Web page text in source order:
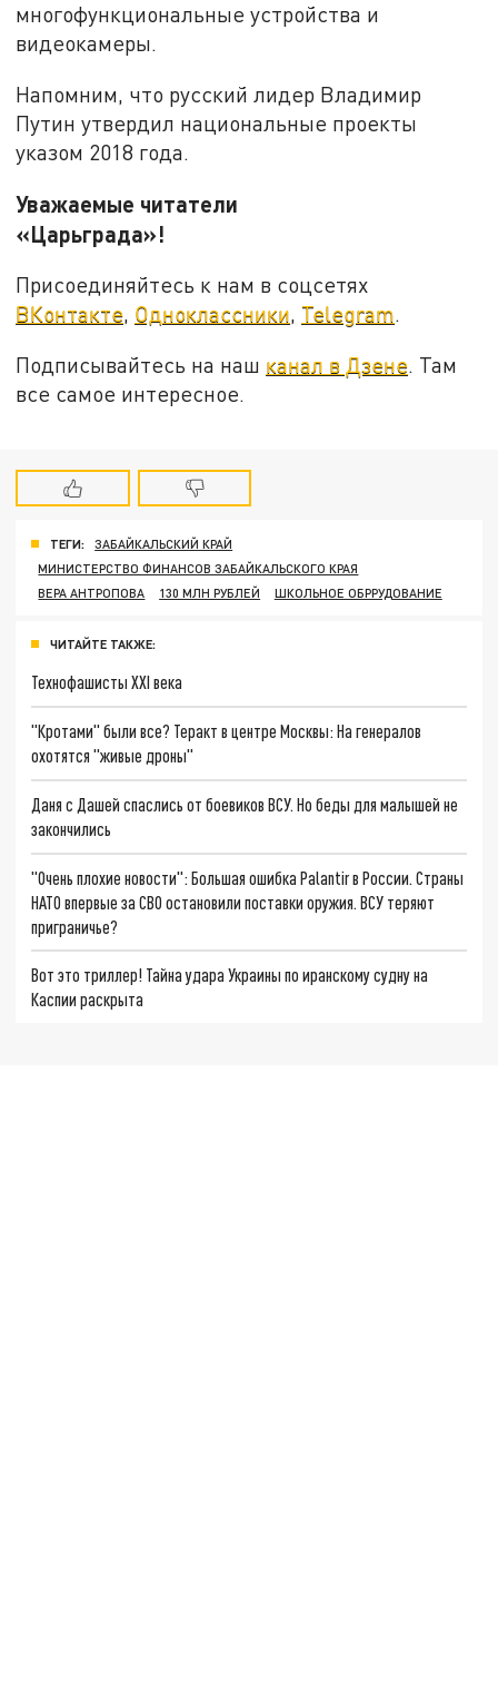
многофункциональные устройства и
видеокамеры.
Напомним, что русский лидер Владимир
Путин утвердил национальные проекты
указом 2018 года.
Уважаемые читатели
«Царьграда»!
Присоединяйтесь к нам в соцсетях
ВКонтакте, Одноклассники, Telegram.
Подписывайтесь на наш канал в Дзене. Там
все самое интересное.
ТЕГИ:
ЗАБАЙКАЛЬСКИЙ КРАЙ
МИНИСТЕРСТВО ФИНАНСОВ ЗАБАЙКАЛЬСКОГО КРАЯ
ВЕРА АНТРОПОВА
130 МЛН РУБЛЕЙ ШКОЛЬНОЕ ОБРРУДОВАНИЕ
ЧИТАЙТЕ ТАКЖЕ:
Технофашисты XXI века
"Кротами" были все? Теракт в центре Москвы: На генералов
охотятся "живые дроны"
Даня с Дашей спаслись от боевиков ВСУ. Но беды для малышей не
закончились
"Очень плохие новости": Большая ошибка Palantir в России. Страны
НАТО впервые за СВО остановили поставки оружия. ВСУ теряют
приграничье?
Вот это триллер! Тайна удара Украины по иранскому судну на
Каспии раскрыта